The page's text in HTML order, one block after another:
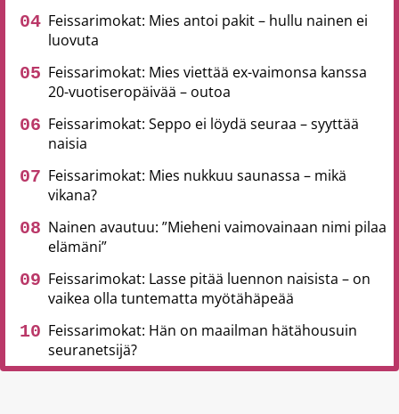
Feissarimokat: Mies antoi pakit – hullu nainen ei
luovuta
Feissarimokat: Mies viettää ex-vaimonsa kanssa
20-vuotiseropäivää – outoa
Feissarimokat: Seppo ei löydä seuraa – syyttää
naisia
Feissarimokat: Mies nukkuu saunassa – mikä
vikana?
Nainen avautuu: ”Mieheni vaimovainaan nimi pilaa
elämäni”
Feissarimokat: Lasse pitää luennon naisista – on
vaikea olla tuntematta myötähäpeää
Feissarimokat: Hän on maailman hätähousuin
seuranetsijä?